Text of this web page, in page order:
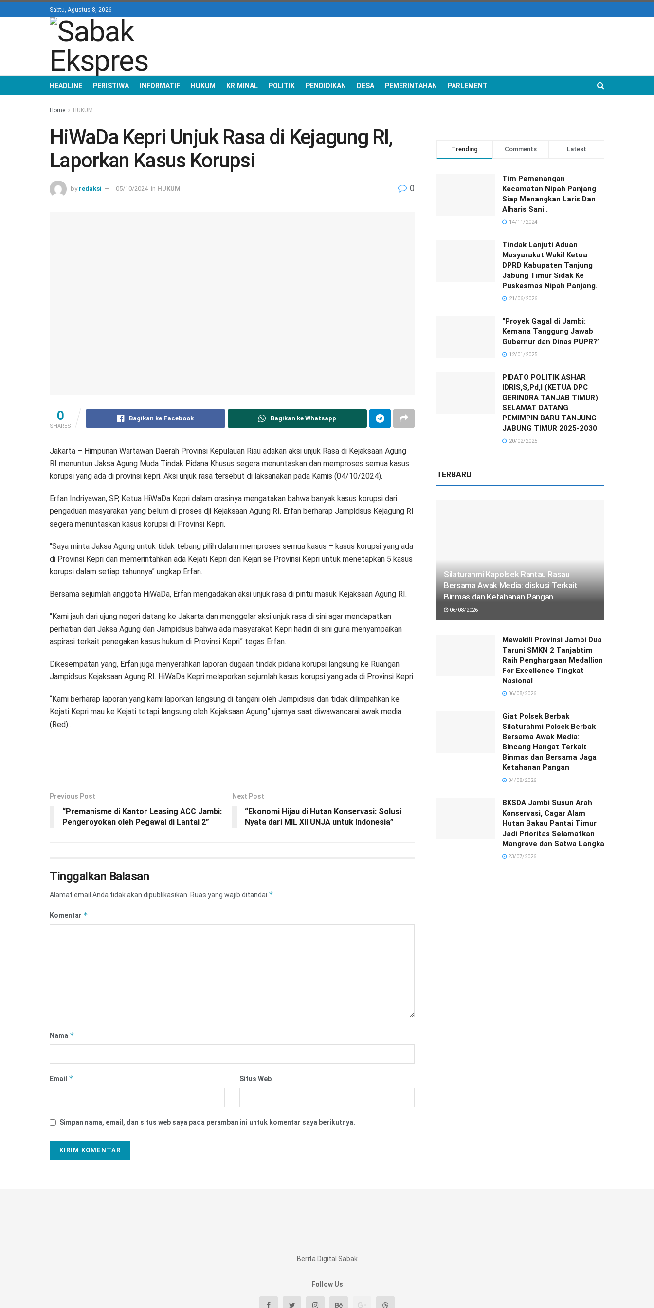
Sabtu, Agustus 8, 2026
HEADLINE PERISTIWA INFORMATIF HUKUM KRIMINAL POLITIK PENDIDIKAN DESA PEMERINTAHAN PARLEMENT
Home HUKUM
HiWaDa Kepri Unjuk Rasa di Kejagung RI,
Laporkan Kasus Korupsi
by redaksi 05/10/2024 in HUKUM 0
0
SHARES
Bagikan ke Facebook Bagikan ke Whatsapp
Jakarta – Himpunan Wartawan Daerah Provinsi Kepulauan Riau adakan aksi unjuk Rasa di Kejaksaan Agung
RI menuntun Jaksa Agung Muda Tindak Pidana Khusus segera menuntaskan dan memproses semua kasus
korupsi yang ada di provinsi kepri. Aksi unjuk rasa tersebut di laksanakan pada Kamis (04/10/2024).
Erfan Indriyawan, SP, Ketua HiWaDa Kepri dalam orasinya mengatakan bahwa banyak kasus korupsi dari
pengaduan masyarakat yang belum di proses dji Kejaksaan Agung RI. Erfan berharap Jampidsus Kejagung RI
segera menuntaskan kasus korupsi di Provinsi Kepri.
“Saya minta Jaksa Agung untuk tidak tebang pilih dalam memproses semua kasus – kasus korupsi yang ada
di Provinsi Kepri dan memerintahkan ada Kejati Kepri dan Kejari se Provinsi Kepri untuk menetapkan 5 kasus
korupsi dalam setiap tahunnya” ungkap Erfan.
Bersama sejumlah anggota HiWaDa, Erfan mengadakan aksi unjuk rasa di pintu masuk Kejaksaan Agung RI.
“Kami jauh dari ujung negeri datang ke Jakarta dan menggelar aksi unjuk rasa di sini agar mendapatkan
perhatian dari Jaksa Agung dan Jampidsus bahwa ada masyarakat Kepri hadiri di sini guna menyampaikan
aspirasi terkait penegakan kasus hukum di Provinsi Kepri” tegas Erfan.
Dikesempatan yang, Erfan juga menyerahkan laporan dugaan tindak pidana korupsi langsung ke Ruangan
Jampidsus Kejaksaan Agung RI. HiWaDa Kepri melaporkan sejumlah kasus korupsi yang ada di Provinsi Kepri.
“Kami berharap laporan yang kami laporkan langsung di tangani oleh Jampidsus dan tidak dilimpahkan ke
Kejati Kepri mau ke Kejati tetapi langsung oleh Kejaksaan Agung” ujarnya saat diwawancarai awak media.
(Red) .
Previous Post
“Premanisme di Kantor Leasing ACC Jambi:
Pengeroyokan oleh Pegawai di Lantai 2”
Next Post
“Ekonomi Hijau di Hutan Konservasi: Solusi
Nyata dari MIL XII UNJA untuk Indonesia”
Tinggalkan Balasan
Alamat email Anda tidak akan dipublikasikan. Ruas yang wajib ditandai *
Komentar *
Nama *
Email * Situs Web
Simpan nama, email, dan situs web saya pada peramban ini untuk komentar saya berikutnya.
Trending Comments Latest
Tim Pemenangan
Kecamatan Nipah Panjang
Siap Menangkan Laris Dan
Alharis Sani .
14/11/2024
Tindak Lanjuti Aduan
Masyarakat Wakil Ketua
DPRD Kabupaten Tanjung
Jabung Timur Sidak Ke
Puskesmas Nipah Panjang.
21/06/2026
“Proyek Gagal di Jambi:
Kemana Tanggung Jawab
Gubernur dan Dinas PUPR?”
12/01/2025
PIDATO POLITIK ASHAR
IDRIS,S,Pd,I (KETUA DPC
GERINDRA TANJAB TIMUR)
SELAMAT DATANG
PEMIMPIN BARU TANJUNG
JABUNG TIMUR 2025-2030
20/02/2025
TERBARU
Silaturahmi Kapolsek Rantau Rasau
Bersama Awak Media: diskusi Terkait
Binmas dan Ketahanan Pangan
06/08/2026
Mewakili Provinsi Jambi Dua
Taruni SMKN 2 Tanjabtim
Raih Penghargaan Medallion
For Excellence Tingkat
Nasional
06/08/2026
Giat Polsek Berbak
Silaturahmi Polsek Berbak
Bersama Awak Media:
Bincang Hangat Terkait
Binmas dan Bersama Jaga
Ketahanan Pangan
04/08/2026
BKSDA Jambi Susun Arah
Konservasi, Cagar Alam
Hutan Bakau Pantai Timur
Jadi Prioritas Selamatkan
Mangrove dan Satwa Langka
23/07/2026
Berita Digital Sabak
Follow Us